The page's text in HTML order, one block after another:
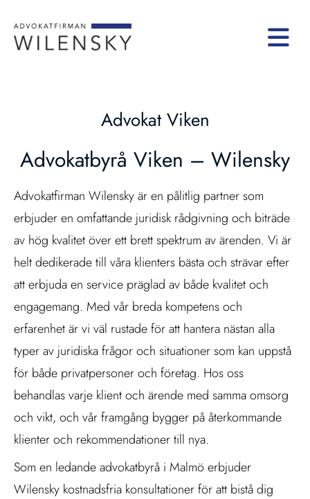
Advokat Viken
Advokatbyrå Viken – Wilensky
Advokatfirman Wilensky är en pålitlig partner som
erbjuder en omfattande juridisk rådgivning och biträde
av hög kvalitet över ett brett spektrum av ärenden. Vi är
helt dedikerade till våra klienters bästa och strävar efter
att erbjuda en service präglad av både kvalitet och
engagemang. Med vår breda kompetens och
erfarenhet är vi väl rustade för att hantera nästan alla
typer av juridiska frågor och situationer som kan uppstå
för både privatpersoner och företag. Hos oss
behandlas varje klient och ärende med samma omsorg
och vikt, och vår framgång bygger på återkommande
klienter och rekommendationer till nya.
Som en ledande advokatbyrå i Malmö erbjuder
Wilensky kostnadsfria konsultationer för att bistå dig